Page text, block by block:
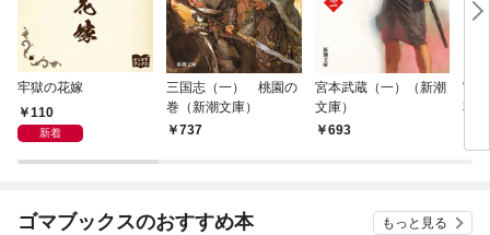
牢獄の花嫁
110
新着
三国志（一） 桃園の
巻（新潮文庫）
737
宮本武蔵（一）（新潮
文庫）
693
宮
本
ゴマブックスのおすすめ本 もっと見る